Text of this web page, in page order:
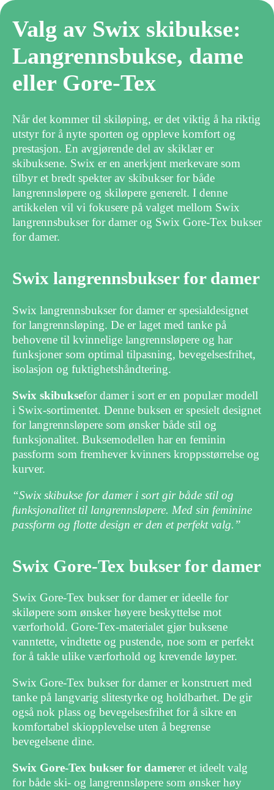
Valg av Swix skibukse:
Langrennsbukse, dame
eller Gore-Tex
Når det kommer til skiløping, er det viktig å ha riktig
utstyr for å nyte sporten og oppleve komfort og
prestasjon. En avgjørende del av skiklær er
skibuksene. Swix er en anerkjent merkevare som
tilbyr et bredt spekter av skibukser for både
langrennsløpere og skiløpere generelt. I denne
artikkelen vil vi fokusere på valget mellom Swix
langrennsbukser for damer og Swix Gore-Tex bukser
for damer.
Swix langrennsbukser for damer
Swix langrennsbukser for damer er spesialdesignet
for langrennsløping. De er laget med tanke på
behovene til kvinnelige langrennsløpere og har
funksjoner som optimal tilpasning, bevegelsesfrihet,
isolasjon og fuktighetshåndtering.
Swix skibuksefor damer i sort er en populær modell
i Swix-sortimentet. Denne buksen er spesielt designet
for langrennsløpere som ønsker både stil og
funksjonalitet. Buksemodellen har en feminin
passform som fremhever kvinners kroppsstørrelse og
kurver.
“Swix skibukse for damer i sort gir både stil og
funksjonalitet til langrennsløpere. Med sin feminine
passform og flotte design er den et perfekt valg.”
Swix Gore-Tex bukser for damer
Swix Gore-Tex bukser for damer er ideelle for
skiløpere som ønsker høyere beskyttelse mot
værforhold. Gore-Tex-materialet gjør buksene
vanntette, vindtette og pustende, noe som er perfekt
for å takle ulike værforhold og krevende løyper.
Swix Gore-Tex bukser for damer er konstruert med
tanke på langvarig slitestyrke og holdbarhet. De gir
også nok plass og bevegelsesfrihet for å sikre en
komfortabel skiopplevelse uten å begrense
bevegelsene dine.
Swix Gore-Tex bukser for damerer et ideelt valg
for både ski- og langrennsløpere som ønsker høy